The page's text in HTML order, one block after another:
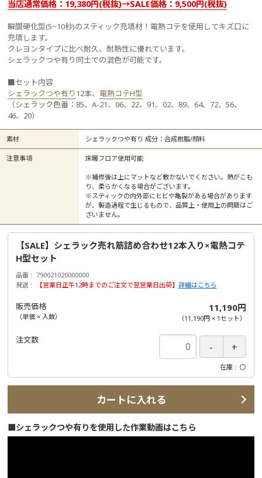
当店通常価格：19,380円(税抜)→SALE価格：9,500円(税抜)
瞬間硬化型(5~10秒)のスティック充填材！電熱コテを使用してキズ口に
充填します。
クレヨンタイプに比べ耐久、耐熱性に優れています。
シェラックつや有り同士での混色が可能です。
■セット内容
シェラックつや有り 12本、 電熱コテH型
（シェラック色番：85、A-21、06、22、91、02、89、64、72、56、
46、20）
素材 シェラックつや有り 成分：合成樹脂/顔料
注意事項 床暖フロア使用可能
※補修後は上にマットなど敷かないでください。熱がこも
り、柔らかくなる場合がございます。
※スティックの内外部にヒビや亀裂がある場合があります
が、製造過程で生じるもので、品質上・使用上の問題はご
ざいません。
【SALE】シェラック売れ筋詰め合わせ12本入り×電熱コテ
H型セット
品番
790021020000000
発送
【営業日正午12時までのご注文で翌営業日出荷】 詳細はこちら
販売価格
（単価 × 入数）
11,190円
（11,190円× 1セット）
注文数
在庫 〇
カートに入れる
■シェラックつや有りを使用した作業動画はこちら